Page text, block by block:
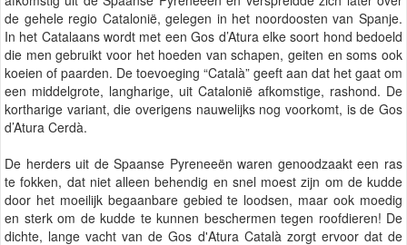
de gehele regio Catalonië, gelegen in het noordoosten van Spanje.
In het Catalaans wordt met een Gos d’Atura elke soort hond bedoeld
die men gebruikt voor het hoeden van schapen, geiten en soms ook
koeien of paarden. De toevoeging “Català” geeft aan dat het gaat om
een middelgrote, langharige, uit Catalonië afkomstige, rashond. De
kortharige variant, die overigens nauwelijks nog voorkomt, is de Gos
d’Atura Cerdà.
De herders uit de Spaanse Pyreneeën waren genoodzaakt een ras
te fokken, dat niet alleen behendig en snel moest zijn om de kudde
door het moeilijk begaanbare gebied te loodsen, maar ook moedig
en sterk om de kudde te kunnen beschermen tegen roofdieren! De
dichte, lange vacht van de Gos d'Atura Català zorgt ervoor dat de